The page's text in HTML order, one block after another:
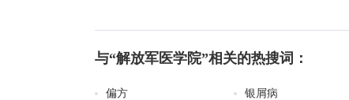
与“解放军医学院”相关的热搜词：
偏方 银屑病